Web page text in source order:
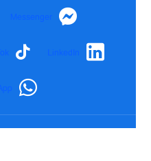
Messenger
LinkedIn